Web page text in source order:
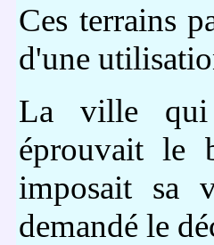
Ces terrains
d'une
La ville qui
éprouvait le
imposait sa
demandé le